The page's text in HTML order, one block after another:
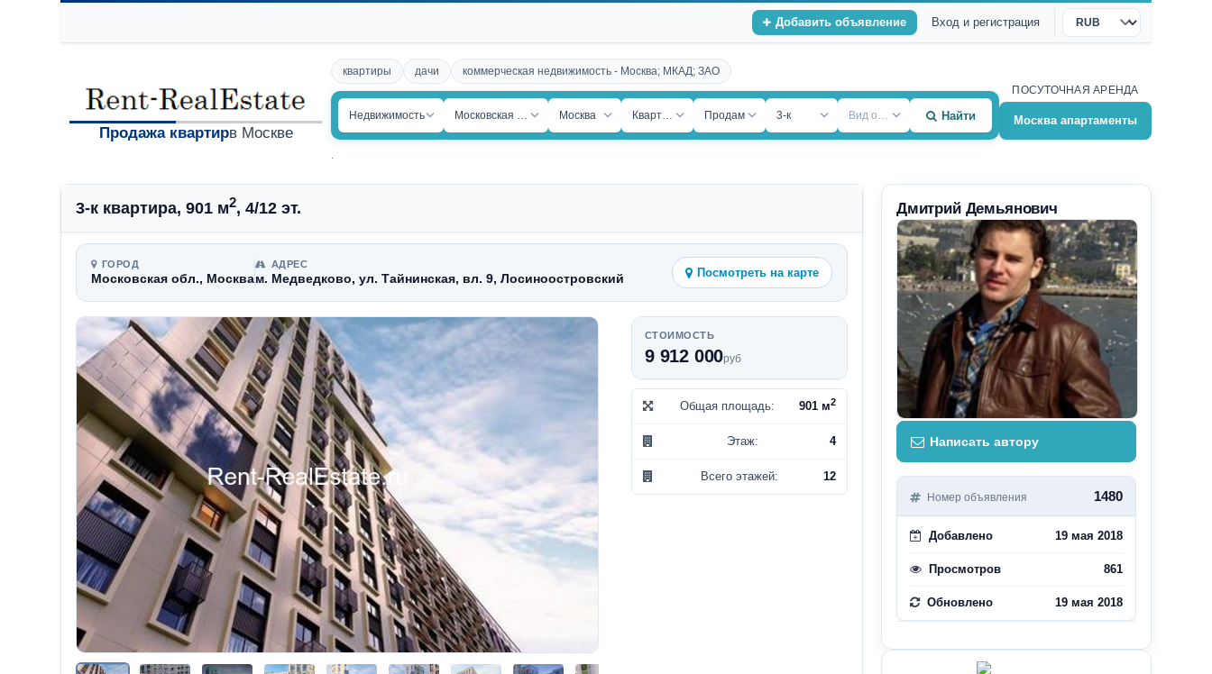
Добавить объявление Вход и регистрация
Валюта
Продажа квартирв Москве
квартиры дачи коммерческая недвижимость - Москва; МКАД; ЗАО
Недвижимость Московская обл. Москва Квартира Продам 3-к Вид объекта Найти
.
ПОСУТОЧНАЯ АРЕНДА
Москва апартаменты
3-к квартира, 901 м2, 4/12 эт.
ГОРОД
Московская обл., Москва
АДРЕС
м. Медведково, ул. Тайнинская, вл. 9, Лосиноостровский Посмотреть на карте
СТОИМОСТЬ
9 912 000руб
Общая площадь: 901 м2
Этаж: 4
Всего этажей: 12
Дмитрий Демьянович
Написать автору
Номер объявления 1480
Добавлено 19 мая 2018
Просмотров 861
Обновлено 19 мая 2018